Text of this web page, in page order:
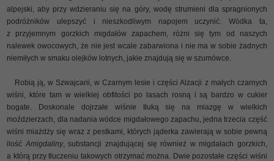
alpejski, aby przy wdzieraniu się na góry, wodę strumieni dla spragnionych
podróżników ulepszyć i nieszkodliwym napojem uczynić. Wódka ta,
z przyjemnym gorzkich migdałów zapachem, różni się tym od naszych
nalewek owocowych, że nie jest wcale zabarwiona i nie ma w sobie żadnych
niemiłych w smaku olejków lotnych, jakie znajdują się w szumówce.
Robią ją, w Szwajcarii, w Czarnym lesie i części Alzacji z małych czarnych
wiśni, które tam w wielkiej obfitości po lasach rosną i są bardzo w cukier
bogate. Doskonale dojrzałe wiśnie tłuką się na miazgę w wielkich
moździerzach, dla nadania wódce migdałowego zapachu, jedna trzecia część
wiśni miażdży się wraz z pestkami, których jąderka zawierają w sobie pewną
ilośćAmigdaliny, substancji znajdującej się również w migdałach gorzkich,
a którą przy tłuczeniu takowych otrzymać można. Dwie pozostałe części wiśni